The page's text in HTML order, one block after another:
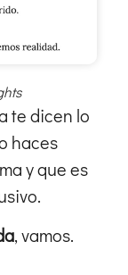
te dicen lo
haces
y que es
, vamos.